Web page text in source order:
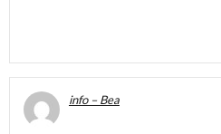
info – Bea